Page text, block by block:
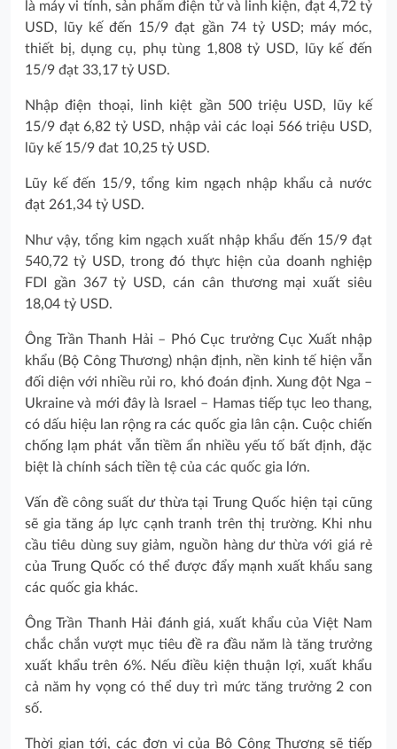
là máy vi tính, sản phẩm điện tử và linh kiện, đạt 4,72 tỷ
USD, lũy kế đến 15/9 đạt gần 74 tỷ USD; máy móc,
thiết bị, dụng cụ, phụ tùng 1,808 tỷ USD, lũy kế đến
15/9 đạt 33,17 tỷ USD.
Nhập điện thoại, linh kiệt gần 500 triệu USD, lũy kế
15/9 đạt 6,82 tỷ USD, nhập vải các loại 566 triệu USD,
lũy kế 15/9 đat 10,25 tỷ USD.
Lũy kế đến 15/9, tổng kim ngạch nhập khẩu cả nước
đạt 261,34 tỷ USD.
Như vậy, tổng kim ngạch xuất nhập khẩu đến 15/9 đạt
540,72 tỷ USD, trong đó thực hiện của doanh nghiệp
FDI gần 367 tỷ USD, cán cân thương mại xuất siêu
18,04 tỷ USD.
Ông Trần Thanh Hải – Phó Cục trưởng Cục Xuất nhập
khẩu (Bộ Công Thương) nhận định, nền kinh tế hiện vẫn
đối diện với nhiều rủi ro, khó đoán định. Xung đột Nga –
Ukraine và mới đây là Israel – Hamas tiếp tục leo thang,
có dấu hiệu lan rộng ra các quốc gia lân cận. Cuộc chiến
chống lạm phát vẫn tiềm ẩn nhiều yếu tố bất định, đặc
biệt là chính sách tiền tệ của các quốc gia lớn.
Vấn đề công suất dư thừa tại Trung Quốc hiện tại cũng
sẽ gia tăng áp lực cạnh tranh trên thị trường. Khi nhu
cầu tiêu dùng suy giảm, nguồn hàng dư thừa với giá rẻ
của Trung Quốc có thể được đẩy mạnh xuất khẩu sang
các quốc gia khác.
Ông Trần Thanh Hải đánh giá, xuất khẩu của Việt Nam
chắc chắn vượt mục tiêu đề ra đầu năm là tăng trưởng
xuất khẩu trên 6%. Nếu điều kiện thuận lợi, xuất khẩu
cả năm hy vọng có thể duy trì mức tăng trưởng 2 con
số.
Thời gian tới, các đơn vị của Bộ Công Thương sẽ tiếp